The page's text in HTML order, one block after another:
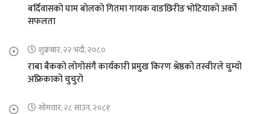
बर्दिवासको घाम बोलको गितमा गायक वाङछिरीङ भोटियाको अर्को
सफलता
शुक्रबार, २२ भदौ, २०८०
राबा बैकको लोगोसंगै कार्यकारी प्रमुख किरण श्रेष्ठको तस्वीरले चुम्यो
अफ्रिकाको चुचुरो
सोमवार, २८ साउन, २०८१